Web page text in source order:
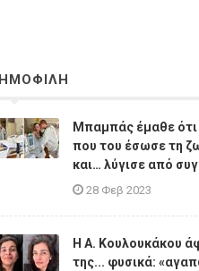
Μπαμπάς έμαθε ότι
που του έσωσε τη
και… λύγισε από
28 Φεβ 2023
Η A. Κουλουκάκου
της... φυσικά: